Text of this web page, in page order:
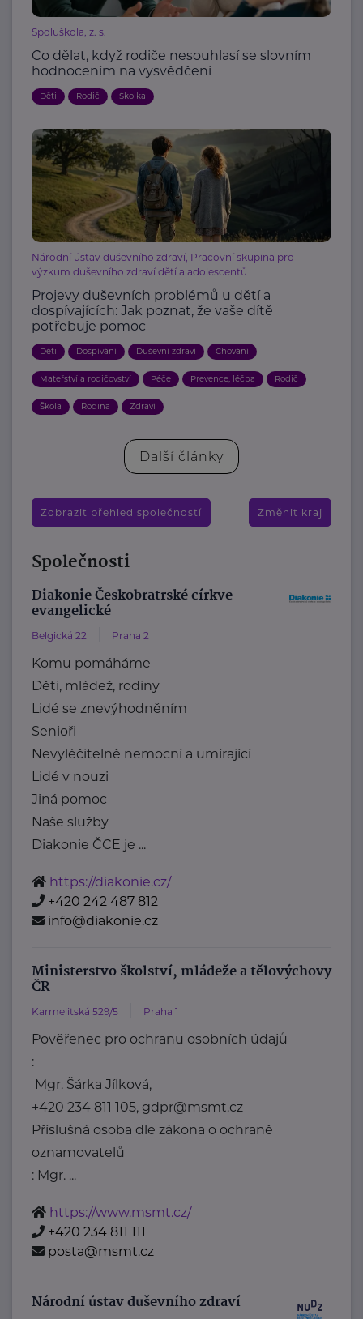
Spoluškola, z. s.
Co dělat, když rodiče nesouhlasí se slovním
hodnocením na vysvědčení
Děti Rodič Školka
Národní ústav duševního zdraví, Pracovní skupina pro
výzkum duševního zdraví dětí a adolescentů
Projevy duševních problémů u dětí a
dospívajících: Jak poznat, že vaše dítě
potřebuje pomoc
Děti Dospívání Duševní zdraví Chování
Mateřství a rodičovství Péče Prevence, léčba Rodič
Škola Rodina Zdraví
Další články
Zobrazit přehled společností Změnit kraj
Společnosti
Diakonie Českobratrské církve
evangelické
Belgická 22 Praha 2
Komu pomáháme
Děti, mládež, rodiny
Lidé se znevýhodněním
Senioři
Nevyléčitelně nemocní a umírající
Lidé v nouzi
Jiná pomoc
Naše služby
Diakonie ČCE je ...
https://diakonie.cz/
+420 242 487 812
info@diakonie.cz
Ministerstvo školství, mládeže a tělovýchovy
ČR
Karmelitská 529/5 Praha 1
Pověřenec pro ochranu osobních údajů
:
Mgr. Šárka Jílková,
+420 234 811 105, gdpr@msmt.cz
Příslušná osoba dle zákona o ochraně
oznamovatelů
: Mgr. ...
https://www.msmt.cz/
+420 234 811 111
posta@msmt.cz
Národní ústav duševního zdraví